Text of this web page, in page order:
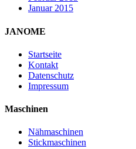
Januar 2015
JANOME
Startseite
Kontakt
Datenschutz
Impressum
Maschinen
Nähmaschinen
Stickmaschinen